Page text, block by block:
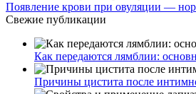
Появление крови при овуляции —
Свежие публикации
Как передаются лямблии:
Причины цистита после